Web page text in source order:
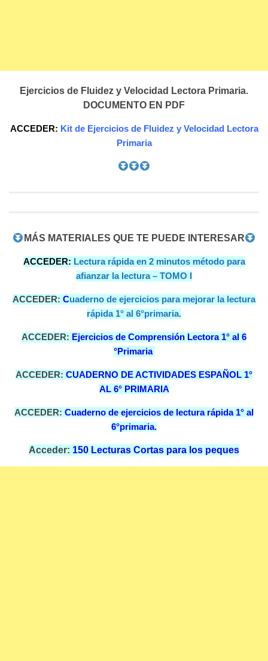
Ejercicios de Fluidez y Velocidad Lectora Primaria.
DOCUMENTO EN PDF
ACCEDER: Kit de Ejercicios de Fluidez y Velocidad Lectora
Primaria
MÁS MATERIALES QUE TE PUEDE INTERESAR
ACCEDER: Lectura rápida en 2 minutos método para
afianzar la lectura – TOMO I
ACCEDER: Cuaderno de ejercicios para mejorar la lectura
rápida 1° al 6°primaria.
ACCEDER: Ejercicios de Comprensión Lectora 1° al 6
°Primaria
ACCEDER: CUADERNO DE ACTIVIDADES ESPAÑOL 1°
AL 6° PRIMARIA
ACCEDER: Cuaderno de ejercicios de lectura rápida 1° al
6°primaria.
Acceder: 150 Lecturas Cortas para los peques